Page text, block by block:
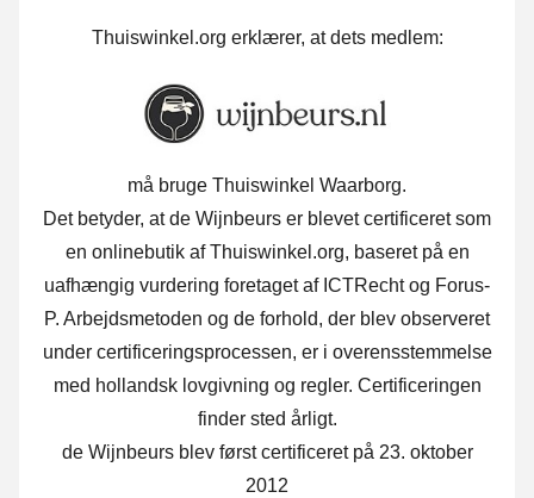
Thuiswinkel.org erklærer, at dets medlem:
må bruge Thuiswinkel Waarborg.
Det betyder, at de Wijnbeurs er blevet certificeret som
en onlinebutik af Thuiswinkel.org, baseret på en
uafhængig vurdering foretaget af ICTRecht og Forus-
P. Arbejdsmetoden og de forhold, der blev observeret
under certificeringsprocessen, er i overensstemmelse
med hollandsk lovgivning og regler. Certificeringen
finder sted årligt.
de Wijnbeurs blev først certificeret på 23. oktober
2012